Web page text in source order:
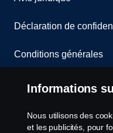
Déclaration de
Conditions générales
Contactez-nous
Le système de
Informations
Nous utilisons des
et les publicités, pour